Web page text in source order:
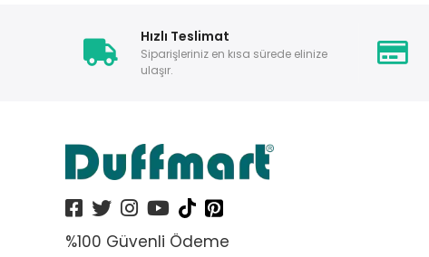
Hızlı Teslimat
Siparişleriniz en kısa sürede elinize
ulaşır.
%100 Güvenli Ödeme